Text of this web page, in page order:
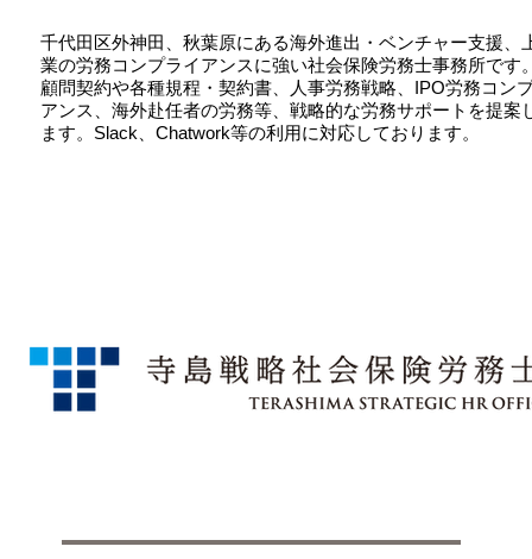
千代田区外神田、秋葉原にある海外進出・ベンチャー支援、
業の労務コンプライアンスに強い社会保険労務士事務所です
顧問契約や各種規程・契約書、人事労務戦略、IPO労務コン
アンス、海外赴任者の労務等、戦略的な労務サポートを提案
ます。Slack、Chatwork等の利用に対応しております。